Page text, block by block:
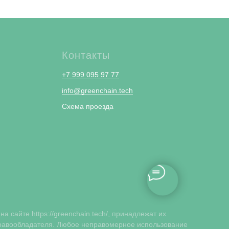
Контакты
+7 999 095 97 77
info@greenchain.tech
Схема проезда
сайте https://greenchain.tech/, принадлежат их
Любое неправомерное использование